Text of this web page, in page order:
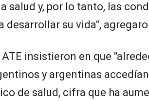
salud y, por lo tanto, las
desarrollar su vida",
insistieron en que
y argentinas
de salud, cifra que ha